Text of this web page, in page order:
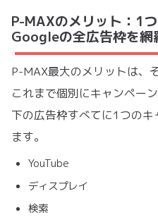
P-MAXのメリット：1
Googleの全広告枠を網
P-MAX最大のメリットは、
これまで個別にキャンペー
下の広告枠すべてに1つの
ます。
YouTube
ディスプレイ
検索